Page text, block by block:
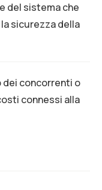
del sistema che
sicurezza della
dei concorrenti o
connessi alla